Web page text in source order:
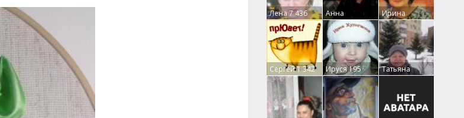
Лена7 436
Анна
Гумлевая0
Ирина
Бруцкая41
Сергей1 342 Ируся195
Татьяна
Крючкова0